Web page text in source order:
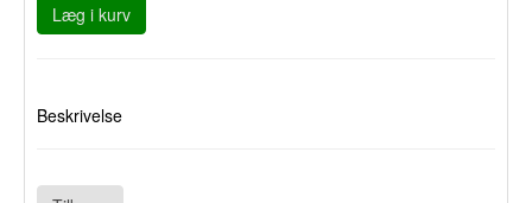
Læg i kurv
Beskrivelse